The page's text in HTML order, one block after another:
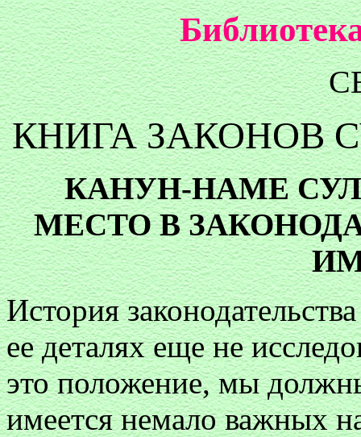
КНИГА ЗАКОНОВ
КАНУН-НАМЕ
МЕСТО В
История
ее деталях еще не
это положение, мы
имеется немало важных